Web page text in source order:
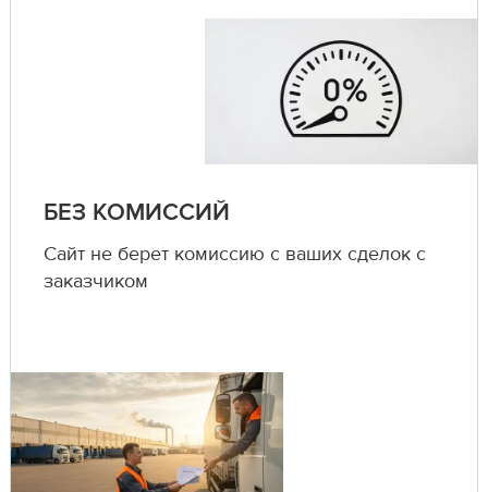
БЕЗ КОМИССИЙ
Сайт не берет комиссию с ваших сделок с
заказчиком